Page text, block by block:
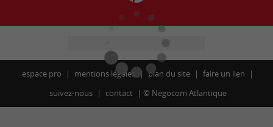
espace pro mentions légales plan du site
faire un lien
suivez-nous
contact © Negocom Atlantique